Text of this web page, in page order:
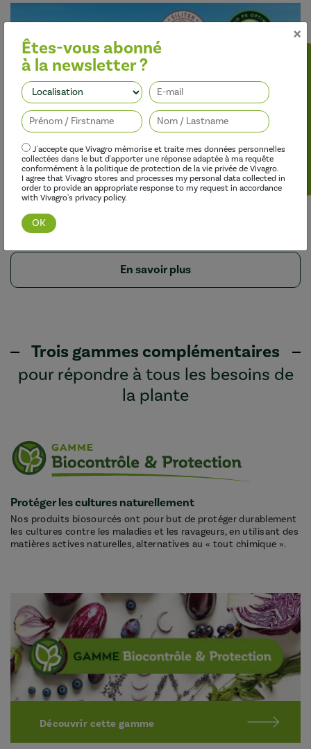
le 28/05/2026
Pomme de terre/Sécheresse : Sécurisez le
développement de vos pommes de terre avec Vitelice
P*
En savoir plus
Trois gammes complémentaires
pour répondre à tous les besoins de
la plante
Protéger les cultures naturellement
Nos produits biosourcés ont pour but de protéger durablement
les cultures contre les maladies et les ravageurs, en utilisant des
matières actives naturelles, alternatives au « tout chimique ».
Découvrir cette gamme
×
Êtes-vous abonné
à la newsletter ?
J'accepte que Vivagro mémorise et traite mes données personnelles
collectées dans le but d'apporter une réponse adaptée à ma requête
conformément à la politique de protection de la vie privée de Vivagro.
I agree that Vivagro stores and processes my personal data collected in
order to provide an appropriate response to my request in accordance
with Vivagro's privacy policy.